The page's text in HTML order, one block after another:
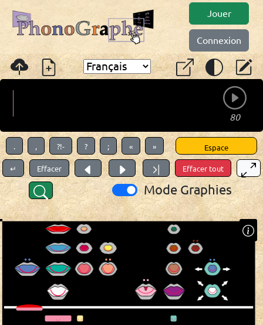
Jouer
Connexion
. , ?!- ? ; « » Espace
↵ Effacer Effacer tout
Mode Graphies